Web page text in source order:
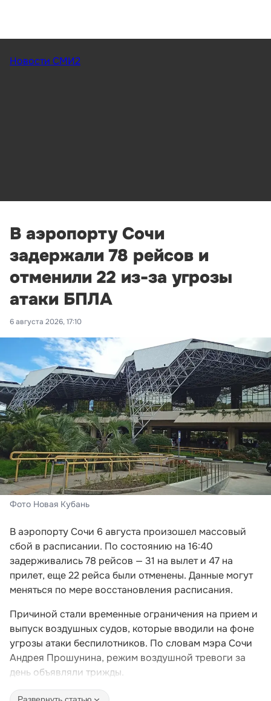
Новости СМИ2
В аэропорту Сочи
задержали 78 рейсов и
отменили 22 из-за угрозы
атаки БПЛА
6 августа 2026, 17:10
Фото Новая Кубань
В аэропорту Сочи 6 августа произошел массовый
сбой в расписании. По состоянию на 16:40
задерживались 78 рейсов — 31 на вылет и 47 на
прилет, еще 22 рейса были отменены. Данные могут
меняться по мере восстановления расписания.
Причиной стали временные ограничения на прием и
выпуск воздушных судов, которые вводили на фоне
угрозы атаки беспилотников. По словам мэра Сочи
Андрея Прошунина, режим воздушной тревоги за
день объявляли трижды.